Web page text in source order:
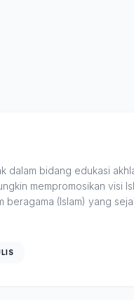
dalam bidang edukasi
mempromosikan visi
beragama (Islam) yang